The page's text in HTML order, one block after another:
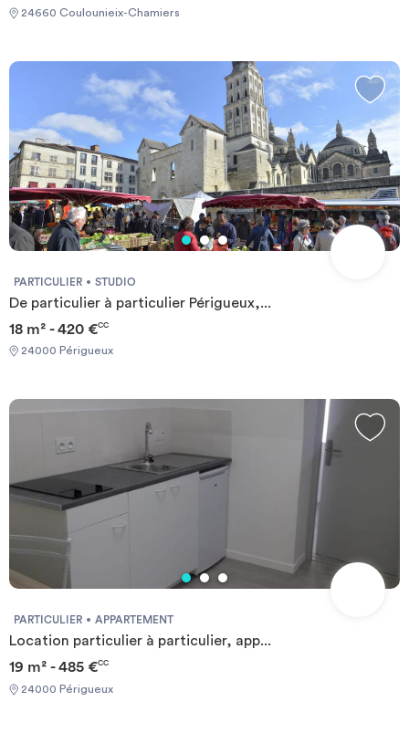
24660 Coulounieix-Chamiers
PARTICULIER STUDIO
De particulier à particulier Périgueux,...
18 m² - 420 €CC
24000 Périgueux
PARTICULIER APPARTEMENT
Location particulier à particulier, app...
19 m² - 485 €CC
24000 Périgueux